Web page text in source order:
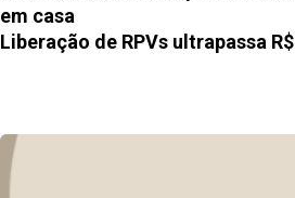
em casa
Liberação de RPVs ultrapassa